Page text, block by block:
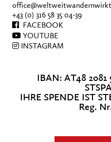
+43 (0) 316 58 35 04-39
FACEBOOK
YOUTUBE
INSTAGRAM
IBAN: AT48 2081
IHRE SPENDE IST
Reg.